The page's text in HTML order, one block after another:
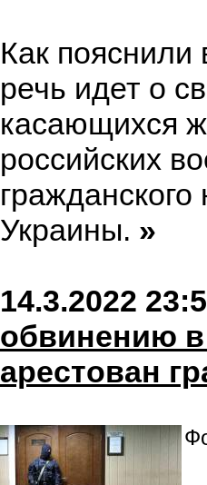
Как пояснили
речь идет о
касающихся
российских
Украины. »
14.3.2022
обвинению в
арестован